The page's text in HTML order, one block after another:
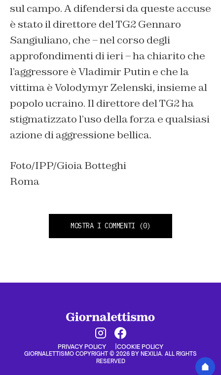
sul campo. A difendersi da queste accuse
è stato il direttore del TG2 Gennaro
Sangiuliano, che – nel corso degli
approfondimenti di ieri – ha chiarito che
l’aggressore è Vladimir Putin e che la
vittima è Volodymyr Zelenski, insieme al
popolo ucraino. Il direttore del TG2 ha
stigmatizzato l’uso della forza e qualsiasi
azione di aggressione bellica.
Foto/IPP/Gioia Botteghi
Roma
MOSTRA I COMMENTI (0)
PRIVACY POLICY COOKIE POLICY
GIORNALETTISMO COPYRIGHT © 2026 BY NEXILIA. ALL RIGHTS
RESERVED